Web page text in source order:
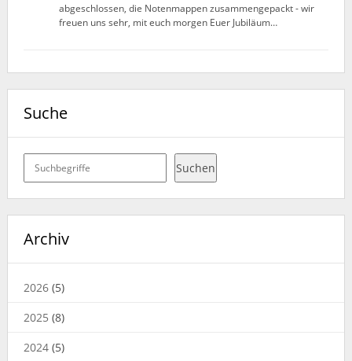
abgeschlossen, die Notenmappen zusammengepackt - wir
freuen uns sehr, mit euch morgen Euer Jubiläum…
Suche
Suchen Suchen
Archiv
2026(5)
2025 (8)
2024(5)